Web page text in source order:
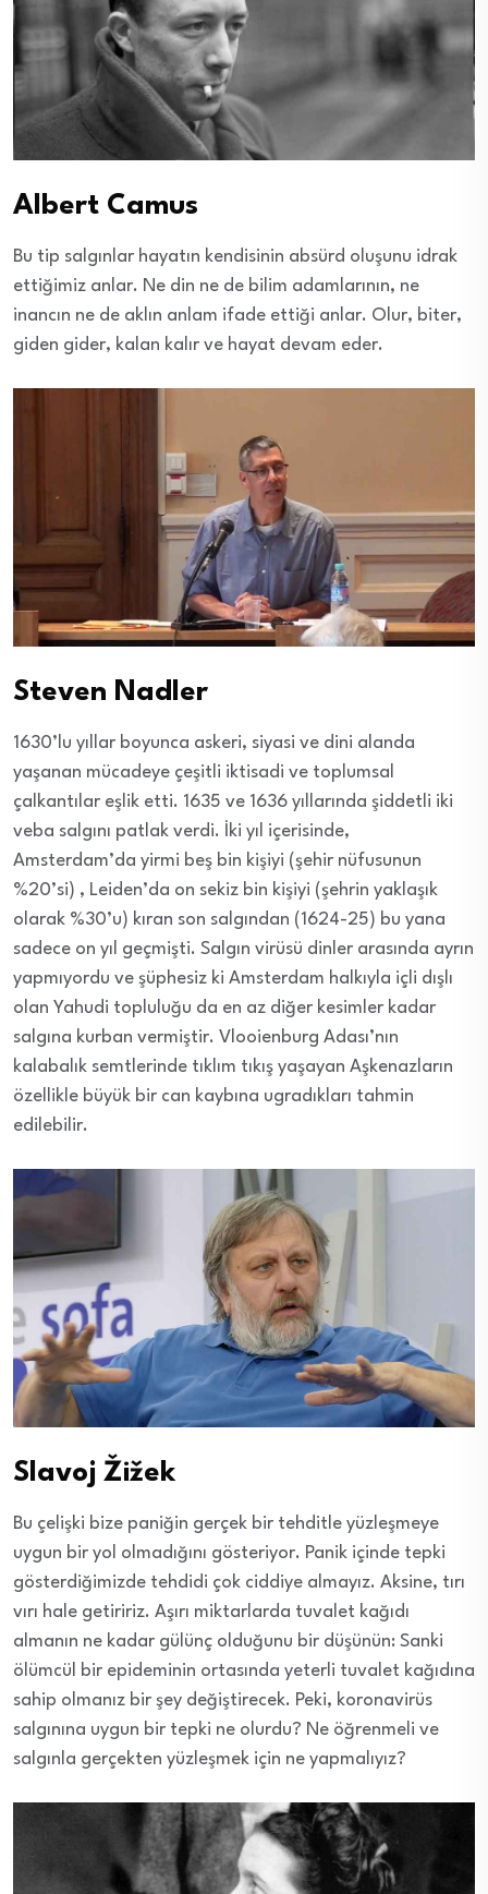
Albert Camus
Bu tip salgınlar hayatın kendisinin absürd oluşunu idrak
ettiğimiz anlar. Ne din ne de bilim adamlarının, ne
inancın ne de aklın anlam ifade ettiği anlar. Olur, biter,
giden gider, kalan kalır ve hayat devam eder.
Steven Nadler
1630’lu yıllar boyunca askeri, siyasi ve dini alanda
yaşanan mücadeye çeşitli iktisadi ve toplumsal
çalkantılar eşlik etti. 1635 ve 1636 yıllarında şiddetli iki
veba salgını patlak verdi. İki yıl içerisinde,
Amsterdam’da yirmi beş bin kişiyi (şehir nüfusunun
%20’si) , Leiden’da on sekiz bin kişiyi (şehrin yaklaşık
olarak %30’u) kıran son salgından (1624-25) bu yana
sadece on yıl geçmişti. Salgın virüsü dinler arasında ayrın
yapmıyordu ve şüphesiz ki Amsterdam halkıyla içli dışlı
olan Yahudi topluluğu da en az diğer kesimler kadar
salgına kurban vermiştir. Vlooienburg Adası’nın
kalabalık semtlerinde tıklım tıkış yaşayan Aşkenazların
özellikle büyük bir can kaybına ugradıkları tahmin
edilebilir.
Slavoj Žižek
Bu çelişki bize paniğin gerçek bir tehditle yüzleşmeye
uygun bir yol olmadığını gösteriyor. Panik içinde tepki
gösterdiğimizde tehdidi çok ciddiye almayız. Aksine, tırı
vırı hale getiririz. Aşırı miktarlarda tuvalet kağıdı
almanın ne kadar gülünç olduğunu bir düşünün: Sanki
ölümcül bir epideminin ortasında yeterli tuvalet kağıdına
sahip olmanız bir şey değiştirecek. Peki, koronavirüs
salgınına uygun bir tepki ne olurdu? Ne öğrenmeli ve
salgınla gerçekten yüzleşmek için ne yapmalıyız?